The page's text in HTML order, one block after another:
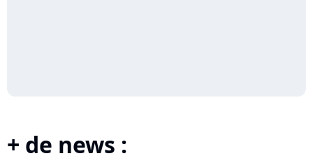
+ de news :